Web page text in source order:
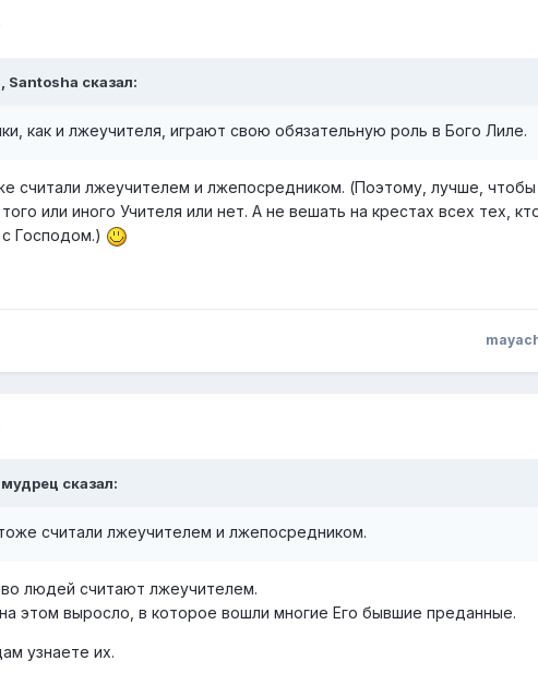
сказал:
как и лжеучителя, играют свою обязательную роль в Бого Лиле.
считали лжеучителем и лжепосредником. (Поэтому, лучше,
или иного Учителя или нет. А не вешать на крестах всех тех,
Господом.)
сказал:
считали лжеучителем и лжепосредником.
людей считают лжеучителем.
этом выросло, в которое вошли многие Его бывшие преданные.
узнаете их.